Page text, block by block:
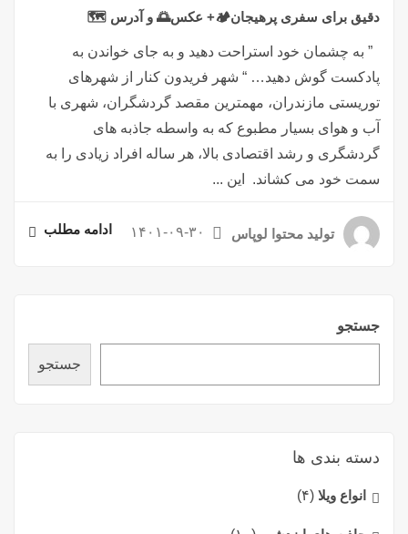
جستجو
جستجو
دسته بندی ها
انواع ویلا (۴)
دقیق برای سفری پرهیجان🏕️+ عکس🌅 و آدرس 🗺️
” به چشمان خود استراحت دهید و به جای خواندن به
پادکست گوش دهید… “ شهر فریدون کنار از شهرهای
توریستی مازندران، مهمترین مقصد گردشگران، شهری با
آب و هوای بسیار مطبوع که به واسطه جاذبه های
گردشگری و رشد اقتصادی بالا، هر ساله افراد زیادی را به
سمت خود می کشاند. این ...
تولید محتوا لوپاس ۱۴۰۱-۰۹-۳۰ ادامه مطلب